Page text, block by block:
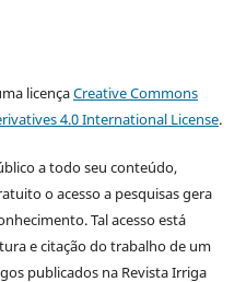
licençaCreative Commons
4.0 International License.
a todo seu conteúdo,
o acesso a pesquisas gera
Tal acesso está
e citação do trabalho de um
publicados na Revista Irriga